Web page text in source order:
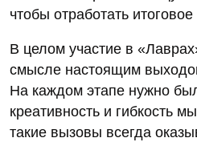
чтобы отработать
В целом участие в
смысле настоящим
На каждом этапе нужно
креативность и гибкость
такие вызовы всегда